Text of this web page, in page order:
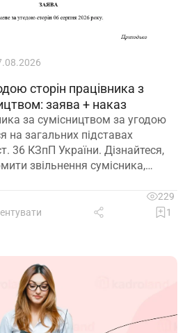
сторін працівника з
заява + наказ
за сумісництвом за угодою
на загальних підставах
36 КЗпП України. Дізнайтеся,
звільнення сумісника,
між працівником і
229
1